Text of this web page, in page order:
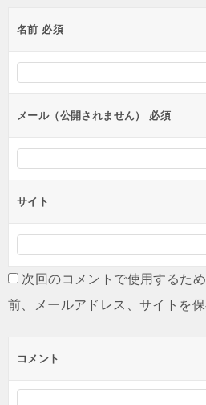
ー
シ
ン
名前 必須
メール（公開されません） 必須
サイト
次回のコメントで使用するた
前、メールアドレス、サイトを保
コメント